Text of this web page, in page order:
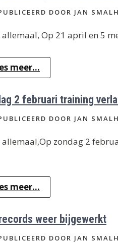
DOOR JAN
Op 21 april en 5
meer...
2 februari training
DOOR JAN
zondag 2
meer...
weer bijgewerkt
DOOR JAN